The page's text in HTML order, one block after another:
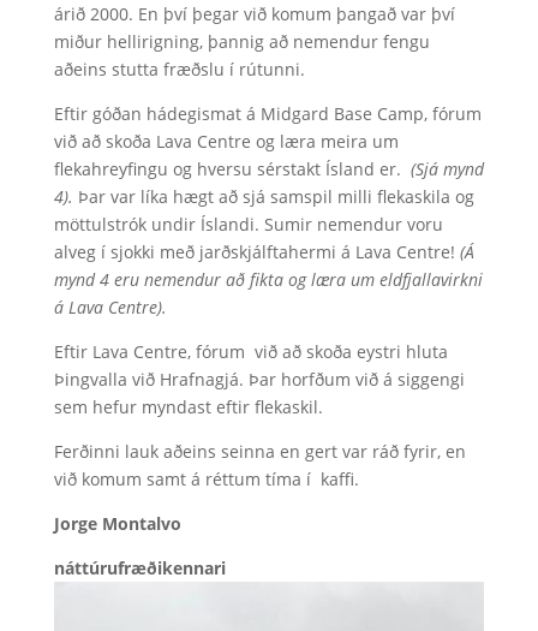
árið 2000. En því þegar við komum þangað var því
miður hellirigning, þannig að nemendur fengu
aðeins stutta fræðslu í rútunni.
Eftir góðan hádegismat á Midgard Base Camp, fórum
við að skoða Lava Centre og læra meira um
flekahreyfingu og hversu sérstakt Ísland er. (Sjá mynd
4). Þar var líka hægt að sjá samspil milli flekaskila og
möttulstrók undir Íslandi. Sumir nemendur voru
alveg í sjokki með jarðskjálftahermi á Lava Centre! (Á
mynd 4 eru nemendur að fikta og læra um eldfjallavirkni
á Lava Centre).
Eftir Lava Centre, fórum við að skoða eystri hluta
Þingvalla við Hrafnagjá. Þar horfðum við á siggengi
sem hefur myndast eftir flekaskil.
Ferðinni lauk aðeins seinna en gert var ráð fyrir, en
við komum samt á réttum tíma í kaffi.
Jorge Montalvo
náttúrufræðikennari